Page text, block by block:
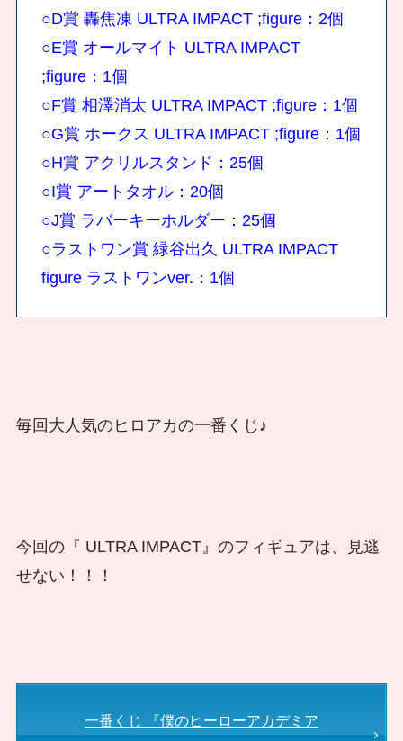
○D賞 轟焦凍 ULTRA IMPACT ;figure：2個
○E賞 オールマイト ULTRA IMPACT
;figure：1個
○F賞 相澤消太 ULTRA IMPACT ;figure：1個
○G賞 ホークス ULTRA IMPACT ;figure：1個
○H賞 アクリルスタンド：25個
○I賞 アートタオル：20個
○J賞 ラバーキーホルダー：25個
○ラストワン賞 緑谷出久 ULTRA IMPACT
figure ラストワンver.：1個
毎回大人気のヒロアカの一番くじ♪
今回の『 ULTRA IMPACT』のフィギュアは、見逃
せない！！！
一番くじ 『僕のヒーローアカデミア